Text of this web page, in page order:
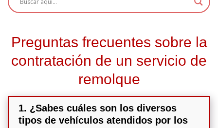
Preguntas frecuentes sobre la
contratación de un servicio de
remolque
1. ¿Sabes cuáles son los diversos
tipos de vehículos atendidos por los